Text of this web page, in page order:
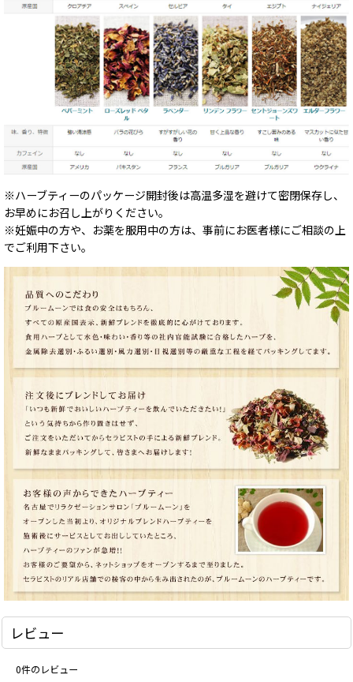
※ハーブティーのパッケージ開封後は高温多湿を避けて密閉保存し、
お早めにお召し上がりください。
※妊娠中の方や、お薬を服用中の方は、事前にお医者様にご相談の上
でご利用下さい。
レビュー
0件のレビュー